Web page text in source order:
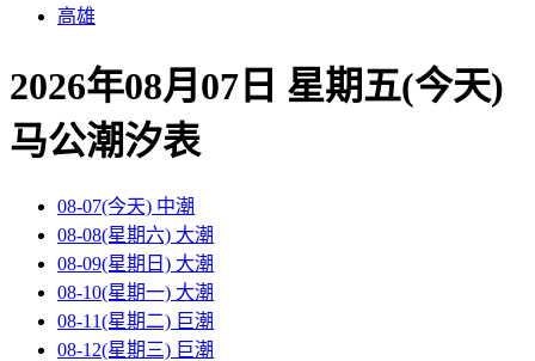
高雄
2026年08月07日 星期五(今天)
马公潮汐表
08-07(今天) 中潮
08-08(星期六) 大潮
08-09(星期日) 大潮
08-10(星期一) 大潮
08-11(星期二) 巨潮
08-12(星期三) 巨潮